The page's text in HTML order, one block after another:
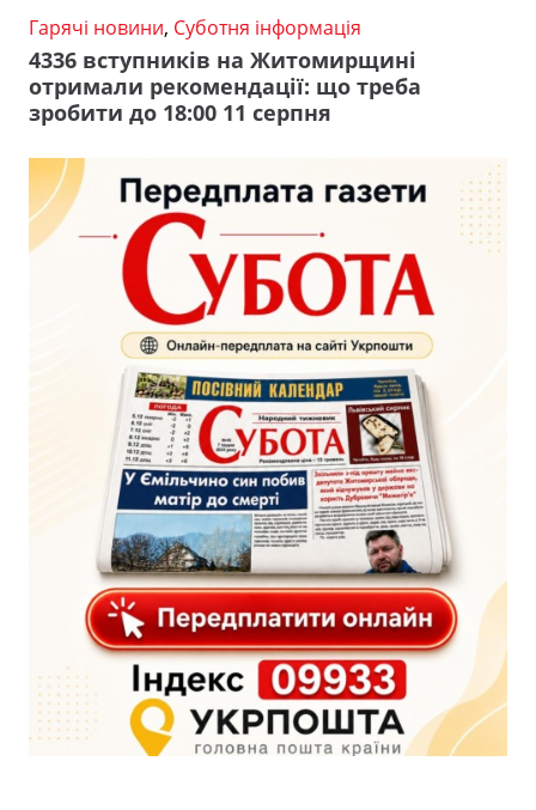
Гарячі новини, Суботня інформація
4336 вступників на Житомирщині
отримали рекомендації: що треба
зробити до 18:00 11 серпня